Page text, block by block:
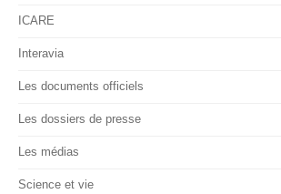
ICARE
Interavia
Les documents officiels
Les dossiers de presse
Les médias
Science et vie